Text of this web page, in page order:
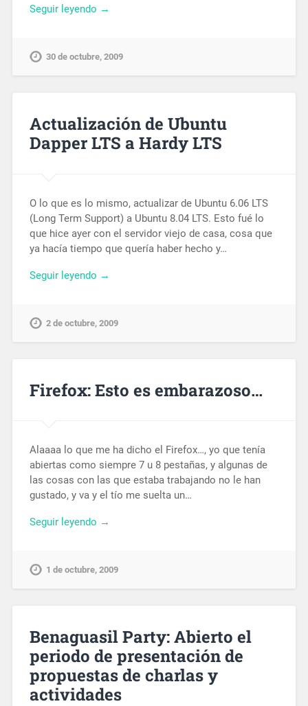
Seguir leyendo →
30 de octubre, 2009
Actualización de Ubuntu
Dapper LTS a Hardy LTS
O lo que es lo mismo, actualizar de Ubuntu 6.06 LTS
(Long Term Support) a Ubuntu 8.04 LTS. Esto fué lo
que hice ayer con el servidor viejo de casa, cosa que
ya hacía tiempo que quería haber hecho y…
Seguir leyendo →
2 de octubre, 2009
Firefox: Esto es embarazoso…
Alaaaa lo que me ha dicho el Firefox…, yo que tenía
abiertas como siempre 7 u 8 pestañas, y algunas de
las cosas con las que estaba trabajando no le han
gustado, y va y el tío me suelta un…
Seguir leyendo →
1 de octubre, 2009
Benaguasil Party: Abierto el
periodo de presentación de
propuestas de charlas y
actividades